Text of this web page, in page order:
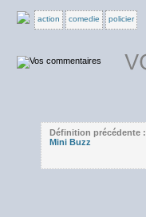
action comedie policier
Définition précédente :
Mini Buzz